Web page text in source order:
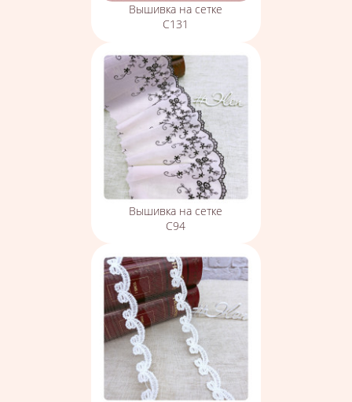
Вышивка на сетке
С131
Вышивка на сетке
С94